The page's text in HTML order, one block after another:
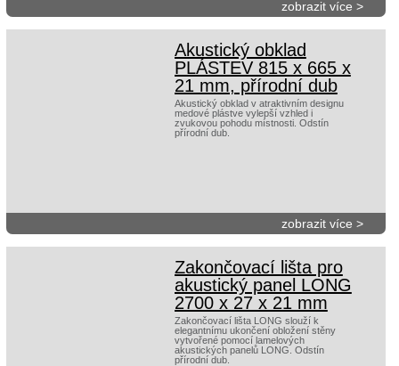
zobrazit více >
Akustický obklad
PLÁSTEV 815 x 665 x
21 mm, přírodní dub
Akustický obklad v atraktivním designu
medové plástve vylepší vzhled i
zvukovou pohodu místnosti. Odstín
přírodní dub.
zobrazit více >
Zakončovací lišta pro
akustický panel LONG
2700 x 27 x 21 mm
Zakončovací lišta LONG slouží k
elegantnímu ukončení obložení stěny
vytvořené pomocí lamelových
akustických panelů LONG. Odstín
přírodní dub.